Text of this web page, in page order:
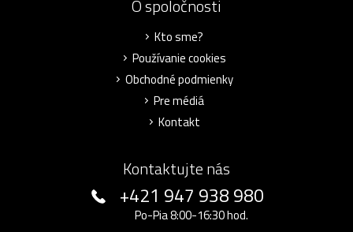
O spoločnosti
Kto sme?
Používanie cookies
Obchodné podmienky
Pre médiá
Kontakt
Kontaktujte nás
+421 947 938 980
Po-Pia 8:00-16:30 hod.